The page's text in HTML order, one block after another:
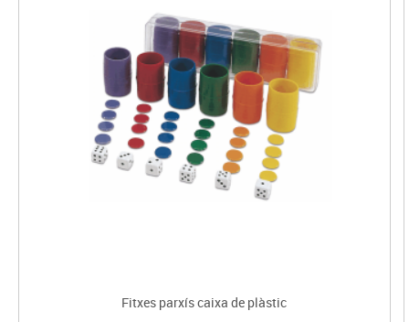
Fitxes parxís caixa de plàstic